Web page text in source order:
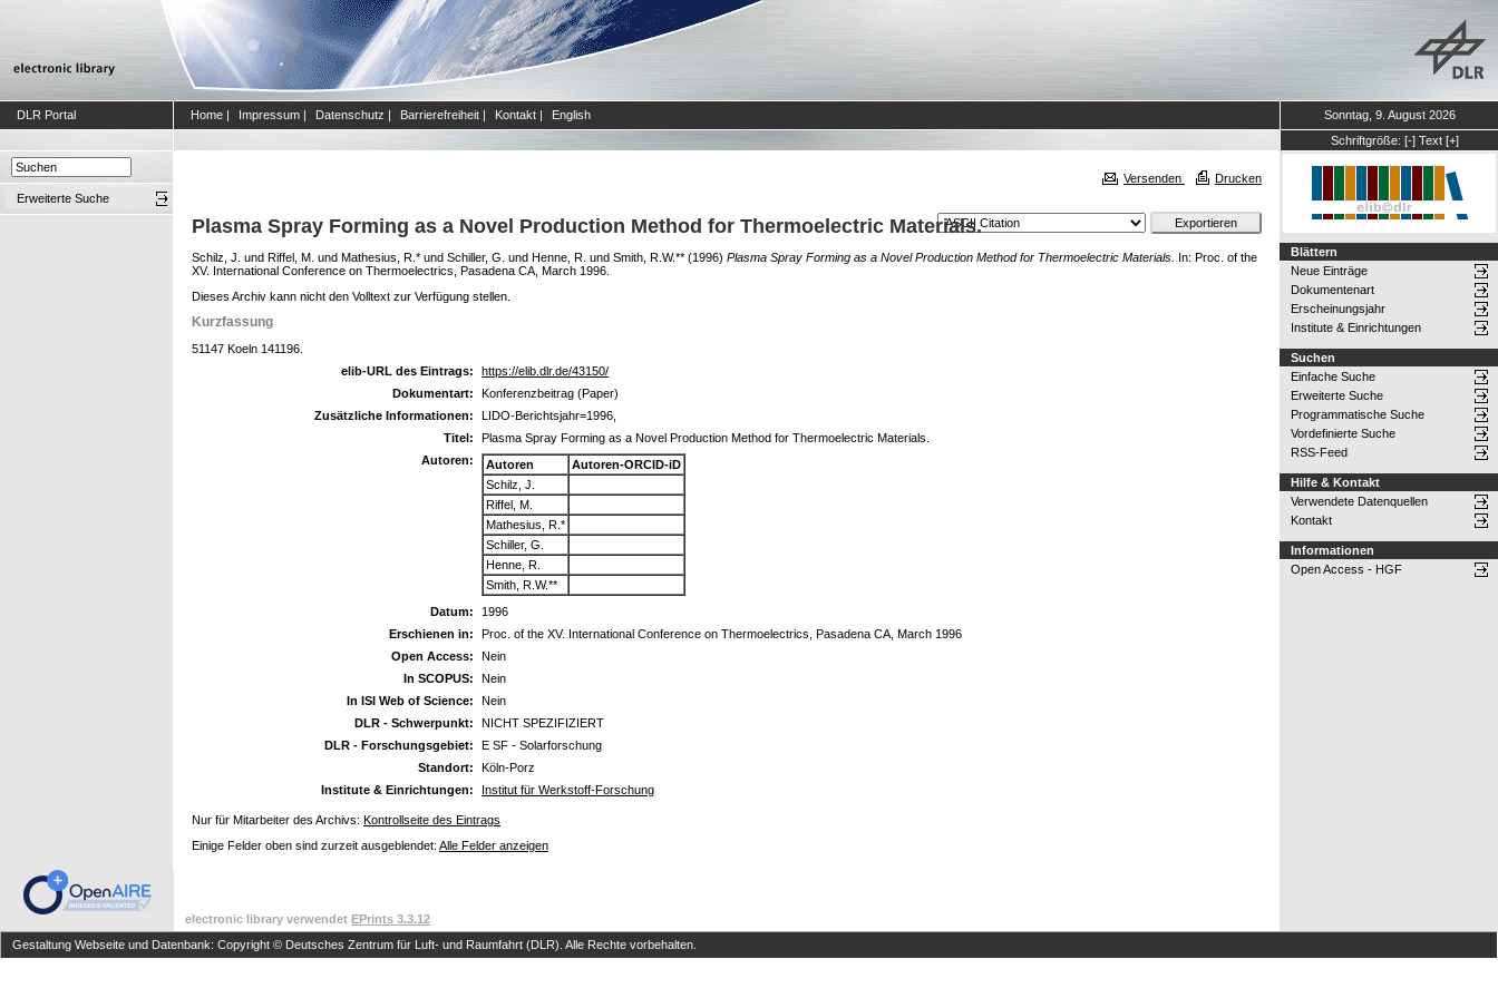
DLR Portal Home | Impressum | Datenschutz | Barrierefreiheit | Kontakt | English
Sonntag, 9. August 2026
Schriftgröße: [-] Text [+]
Erweiterte Suche
Versenden Drucken
Plasma Spray Forming as a Novel Production Method for Thermoelectric Materials.
Schilz, J. und Riffel, M. und Mathesius, R.* und Schiller, G. und Henne, R. und Smith, R.W.** (1996) Plasma Spray Forming as a Novel Production Method for Thermoelectric Materials. In: Proc. of the
XV. International Conference on Thermoelectrics, Pasadena CA, March 1996.
Dieses Archiv kann nicht den Volltext zur Verfügung stellen.
Kurzfassung
51147 Koeln 141196.
elib-URL des Eintrags:
https://elib.dlr.de/43150/
Dokumentart:
Konferenzbeitrag (Paper)
Zusätzliche Informationen:
LIDO-Berichtsjahr=1996,
Titel:
Plasma Spray Forming as a Novel Production Method for Thermoelectric Materials.
Autoren:
Autoren
Autoren-ORCID-iD
Schilz, J.
Riffel, M.
Mathesius, R.*
Schiller, G.
Henne, R.
Smith, R.W.**
Datum:
1996
Erschienen in:
Proc. of the XV. International Conference on Thermoelectrics, Pasadena CA, March 1996
Open Access:
Nein
In SCOPUS:
Nein
In ISI Web of Science:
Nein
DLR - Schwerpunkt:
NICHT SPEZIFIZIERT
DLR - Forschungsgebiet:
E SF - Solarforschung
Standort:
Köln-Porz
Institute & Einrichtungen:
Institut für Werkstoff-Forschung
Nur für Mitarbeiter des Archivs: Kontrollseite des Eintrags
Einige Felder oben sind zurzeit ausgeblendet: Alle Felder anzeigen
Blättern
Neue Einträge
Dokumentenart
Erscheinungsjahr
Institute & Einrichtungen
Suchen
Einfache Suche
Erweiterte Suche
Programmatische Suche
Vordefinierte Suche
RSS-Feed
Hilfe & Kontakt
Verwendete Datenquellen
Kontakt
Informationen
Open Access - HGF
electronic library verwendet EPrints 3.3.12
Gestaltung Webseite und Datenbank: Copyright © Deutsches Zentrum für Luft- und Raumfahrt (DLR). Alle Rechte vorbehalten.